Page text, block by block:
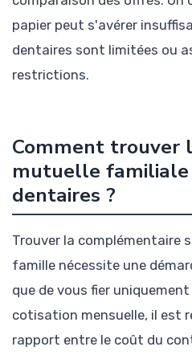
papier peut s'avérer
dentaires sont limitées ou
restrictions.
Comment trouver
mutuelle familiale
dentaires ?
Trouver la complémentaire
famille nécessite une
que de vous fier
cotisation mensuelle, il est
rapport entre le coût du